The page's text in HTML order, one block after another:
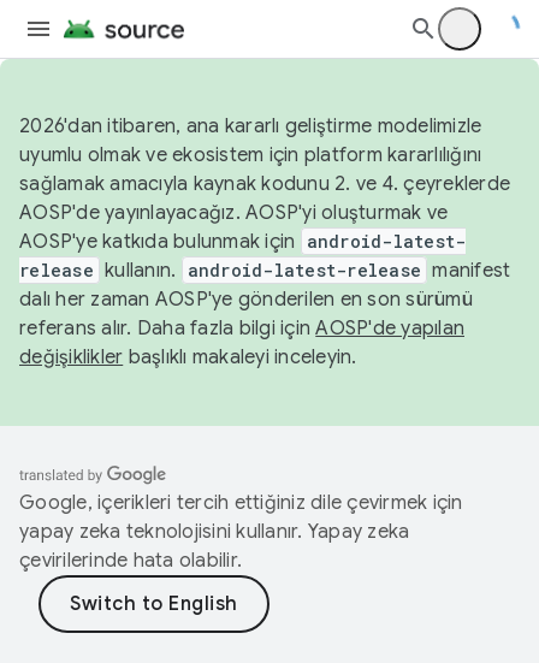
2026'dan itibaren, ana kararlı geliştirme modelimizle
uyumlu olmak ve ekosistem için platform kararlılığını
sağlamak amacıyla kaynak kodunu 2. ve 4. çeyreklerde
AOSP'de yayınlayacağız. AOSP'yi oluşturmak ve
AOSP'ye katkıda bulunmak için
android-latest-
release kullanın. android-latest-release manifest
dalı her zaman AOSP'ye gönderilen en son sürümü
referans alır. Daha fazla bilgi içinAOSP'de yapılan
değişiklikler başlıklı makaleyi inceleyin.
Google, içerikleri tercih ettiğiniz dile çevirmek için
yapay zeka teknolojisini kullanır. Yapay zeka
çevirilerinde hata olabilir.